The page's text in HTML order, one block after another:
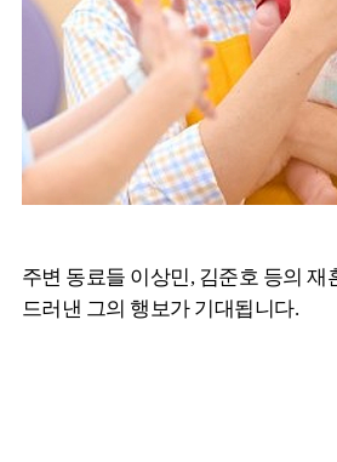
주변 동료들 이상민, 김준호 등의 재
드러낸 그의 행보가 기대됩니다.